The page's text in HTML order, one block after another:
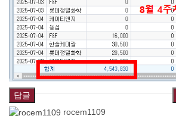
답글
rocem1109